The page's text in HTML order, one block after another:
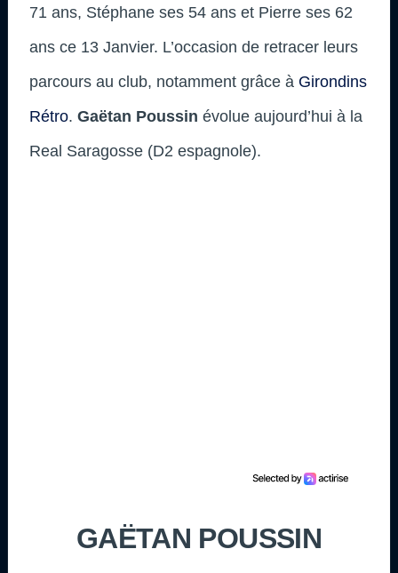
71 ans, Stéphane ses 54 ans et Pierre ses 62
ans ce 13 Janvier. L’occasion de retracer leurs
parcours au club, notamment grâce à Girondins
Rétro. Gaëtan Poussin évolue aujourd’hui à la
Real Saragosse (D2 espagnole).
GAËTAN POUSSIN